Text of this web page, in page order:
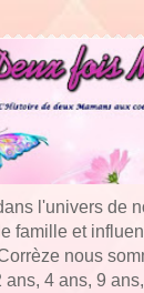
l'univers de
famille et
nous
4 ans, 9